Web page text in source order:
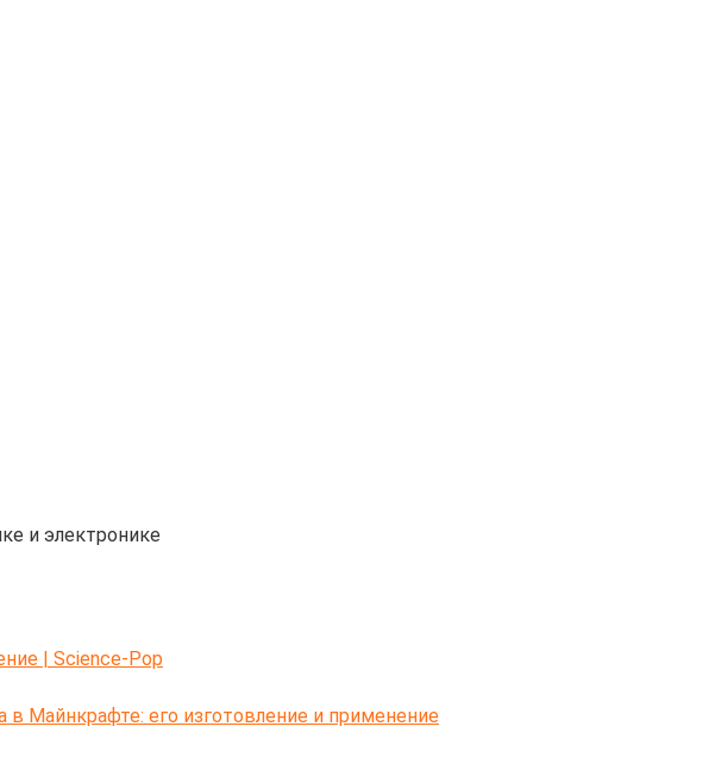
и электронике
| Science-Pop
Майнкрафте: его изготовление и применение